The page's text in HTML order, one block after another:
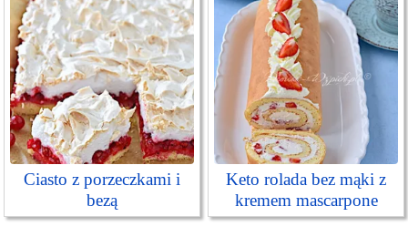
Ciasto z porzeczkami i
bezą
Keto rolada bez mąki z
kremem mascarpone